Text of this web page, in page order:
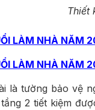
Thiết
LÀM NHÀ NĂM
LÀM NHÀ NĂM
là tường bảo vệ
2 tiết kiệm